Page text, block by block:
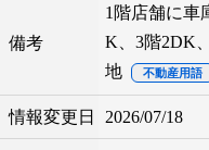
備考
1階店舗に
K、3階2DK
地
不動産用語
情報変更日 2026/07/18